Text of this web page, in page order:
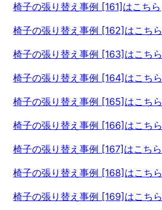
椅子の張り替え事例 [161]はこちら
椅子の張り替え事例 [162]はこちら
椅子の張り替え事例 [163]はこちら
椅子の張り替え事例 [164]はこちら
椅子の張り替え事例 [165]はこちら
椅子の張り替え事例 [166]はこちら
椅子の張り替え事例 [167]はこちら
椅子の張り替え事例 [168]はこちら
椅子の張り替え事例 [169]はこちら